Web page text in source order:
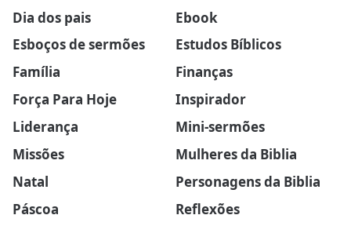
Dia dos pais
Ebook
Esboços de sermões
Estudos Bíblicos
Família
Finanças
Força Para Hoje
Inspirador
Liderança
Mini-sermões
Missões
Mulheres da Biblia
Natal
Personagens da Biblia
Páscoa
Reflexões